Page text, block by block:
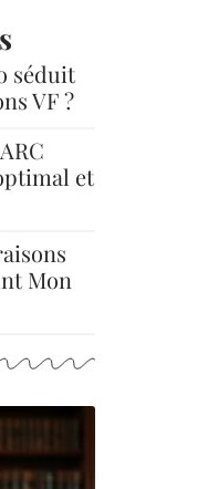
séduit
VF ?
et
Mon